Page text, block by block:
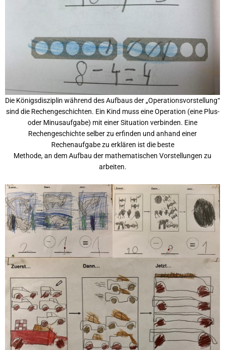
Die Königsdisziplin während des Aufbaus der „Operationsvorstellung“
sind die Rechengeschichten. Ein Kind muss eine Operation (eine Plus-
oder Minusaufgabe) mit einer Situation verbinden. Eine
Rechengeschichte selber zu erfinden und anhand einer
Rechenaufgabe zu erklären ist die beste
Methode, an dem Aufbau der mathematischen Vorstellungen zu
arbeiten.